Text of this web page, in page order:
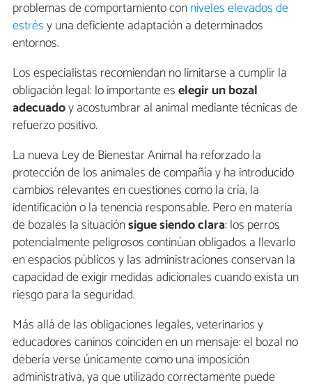
problemas de comportamiento conniveles elevados de
estrésy una deficiente adaptación a determinados
entornos.
Los especialistas recomiendan no limitarse a cumplir la
obligación legal: lo importante eselegir un bozal
adecuadoy acostumbrar al animal mediante técnicas de
refuerzo positivo.
La nueva Ley de Bienestar Animal ha reforzado la
protección de los animales de compañía y ha introducido
cambios relevantes en cuestiones como la cría, la
identificación o la tenencia responsable. Pero en materia
de bozales la situaciónsigue siendo clara: los perros
potencialmente peligrosos continúan obligados a llevarlo
en espacios públicos y las administraciones conservan la
capacidad de exigir medidas adicionales cuando exista un
riesgo para la seguridad.
Más allá de las obligaciones legales, veterinarios y
educadores caninos coinciden en un mensaje: el bozal no
debería verse únicamente como una imposición
administrativa, ya que utilizado correctamente puede